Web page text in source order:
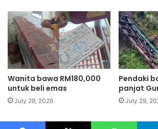
i
s
u
p
e
a
n
g
-
m
u
d
a
h
a
n
t
k
Wanita bawa RM180,000
untuk beli emas
July 29, 2026
Pendaki
panjat
July 29,